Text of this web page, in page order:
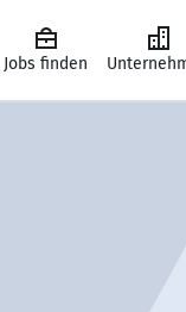
Jobs finden